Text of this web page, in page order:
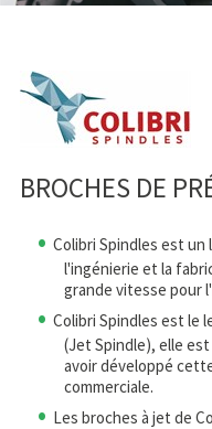
BROCHES DE
Colibri Spindles est un
l'ingénierie et la
grande vitesse pour
Colibri Spindles est le
(Jet Spindle), elle
avoir développé
commerciale.
Les broches à jet de